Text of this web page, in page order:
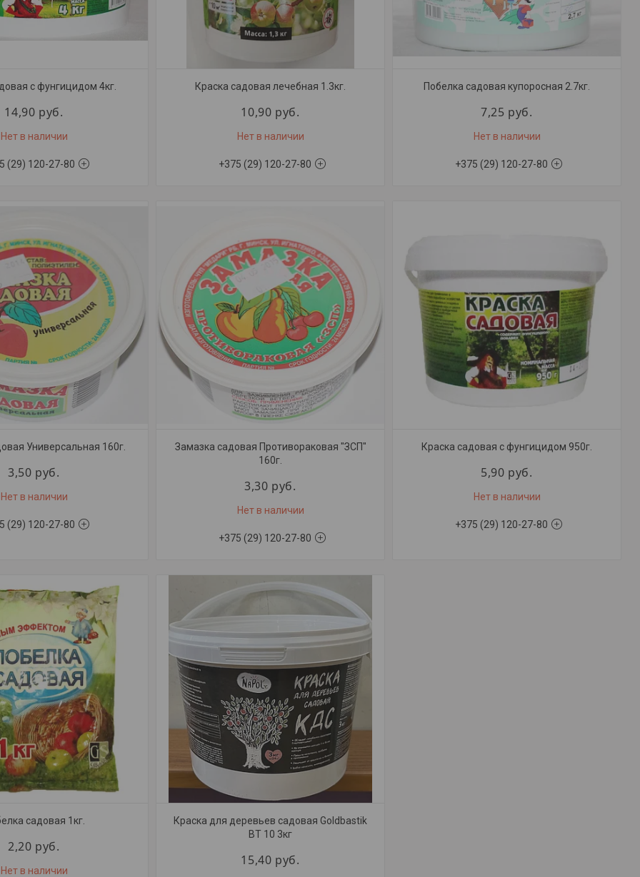
с фунгицидом 4кг.
14,90 руб.
Нет в наличии
(29) 120-27-80
Краска садовая лечебная 1.3кг.
10,90 руб.
Нет в наличии
+375 (29) 120-27-80
Побелка садовая купоросная 2.7кг.
7,25 руб.
Нет в наличии
+375 (29) 120-27-80
Универсальная 160г.
3,50 руб.
Нет в наличии
(29) 120-27-80
Замазка садовая Противораковая "ЗСП"
160г.
3,30 руб.
Нет в наличии
+375 (29) 120-27-80
Краска садовая с фунгицидом 950г.
5,90 руб.
Нет в наличии
+375 (29) 120-27-80
садовая 1кг.
2,20 руб.
Нет в наличии
Краска для деревьев садовая Goldbastik
BT 10 3кг
15,40 руб.